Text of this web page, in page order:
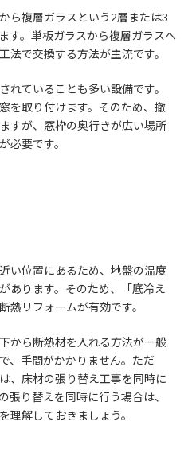
ら複層ガラスという2層または3
す。単板ガラスから複層ガラスへ
法で交換する方法が主流です。
れていることも多い設備です。
を取り付けます。そのため、撤
すが、窓枠の奥行きが広い場所
必要です。
い位置にあるため、地盤の温度
あります。そのため、「底冷え
熱リフォームが有効です。
から断熱材を入れる方法が一般
、手間がかかりません。ただ
、床材の張り替え工事を同時に
張り替えを同時に行う場合は、
理解しておきましょう。